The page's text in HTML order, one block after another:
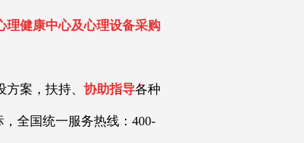
健康中心及心理设备采购
案，扶持、 协助指导各种
全国统一服务热线：400-